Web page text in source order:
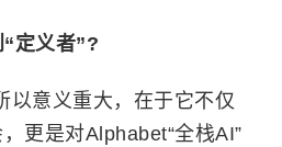
定义者”?
以意义重大，在于它不仅
更是对Alphabet“全栈AI”